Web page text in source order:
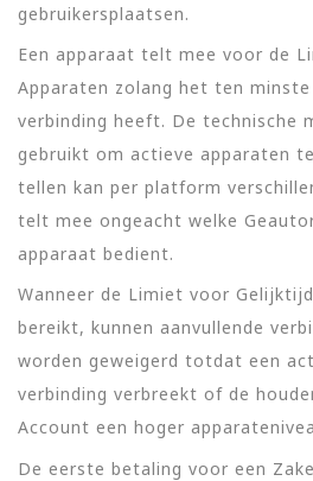
gebruikersplaatsen.
Een apparaat telt mee voor de
Apparaten zolang het ten minste
verbinding heeft. De technische
gebruikt om actieve apparaten
tellen kan per platform
telt mee ongeacht welke
apparaat bedient.
Wanneer de Limiet voor
bereikt, kunnen aanvullende
worden geweigerd totdat een
verbinding verbreekt of de
Account een hoger
De eerste betaling voor een